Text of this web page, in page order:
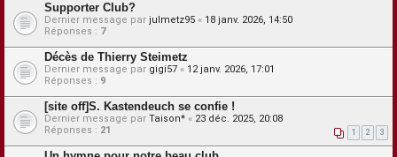
Supporter Club?
Dernier message par julmetz95 « 18 janv. 2026, 14:50
Réponses : 7
Décès de Thierry Steimetz
Dernier message par gigi57 « 12 janv. 2026, 17:01
Réponses : 9
[site off]S. Kastendeuch se confie !
Dernier message par Taison* « 23 déc. 2025, 20:08
Réponses : 21 1 2 3